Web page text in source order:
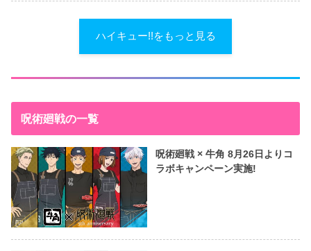
ハイキュー!!をもっと見る
呪術廻戦の一覧
呪術廻戦 × 牛角 8月26日よりコ
ラボキャンペーン実施!